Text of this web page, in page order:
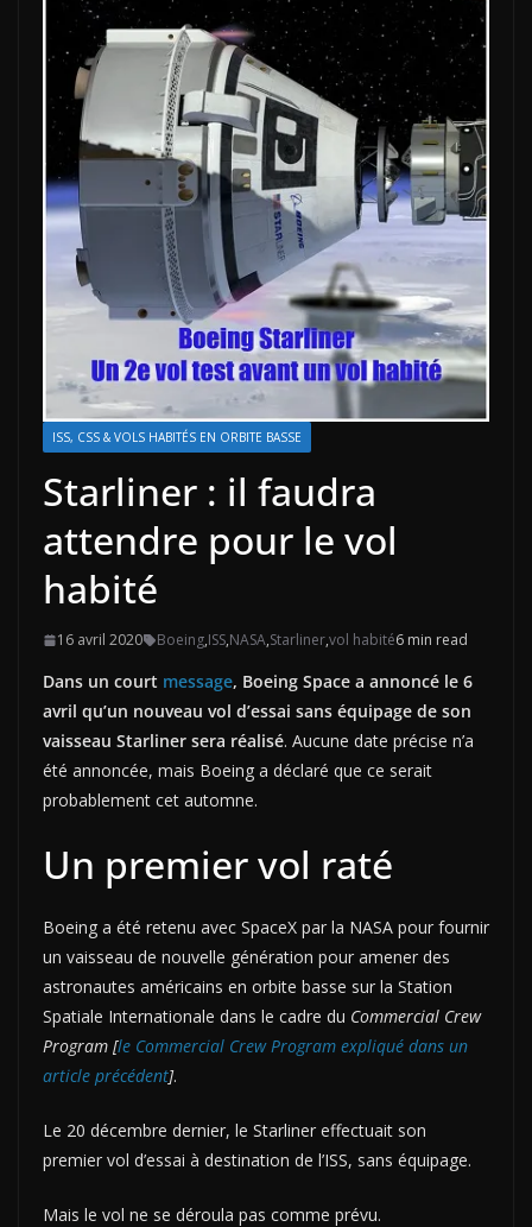
ISS, CSS & VOLS HABITÉS EN ORBITE BASSE
Starliner : il faudra
attendre pour le vol
habité
16 avril 2020 Boeing,ISS,NASA,Starliner,vol habité6 min read
Dans un court message, Boeing Space a annoncé le 6
avril qu’un nouveau vol d’essai sans équipage de son
vaisseau Starliner sera réalisé. Aucune date précise n’a
été annoncée, mais Boeing a déclaré que ce serait
probablement cet automne.
Un premier vol raté
Boeing a été retenu avec SpaceX par la NASA pour fournir
un vaisseau de nouvelle génération pour amener des
astronautes américains en orbite basse sur la Station
Spatiale Internationale dans le cadre du Commercial Crew
Program [le Commercial Crew Program expliqué dans un
article précédent].
Le 20 décembre dernier, le Starliner effectuait son
premier vol d’essai à destination de l’ISS, sans équipage.
Mais le vol ne se déroula pas comme prévu.